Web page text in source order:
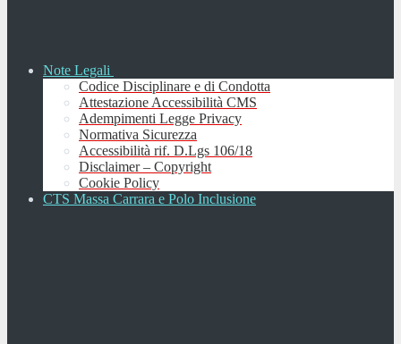
Note Legali
Codice Disciplinare e di Condotta
Attestazione Accessibilità CMS
Adempimenti Legge Privacy
Normativa Sicurezza
Accessibilità rif. D.Lgs 106/18
Disclaimer – Copyright
Cookie Policy
CTS Massa Carrara e Polo Inclusione